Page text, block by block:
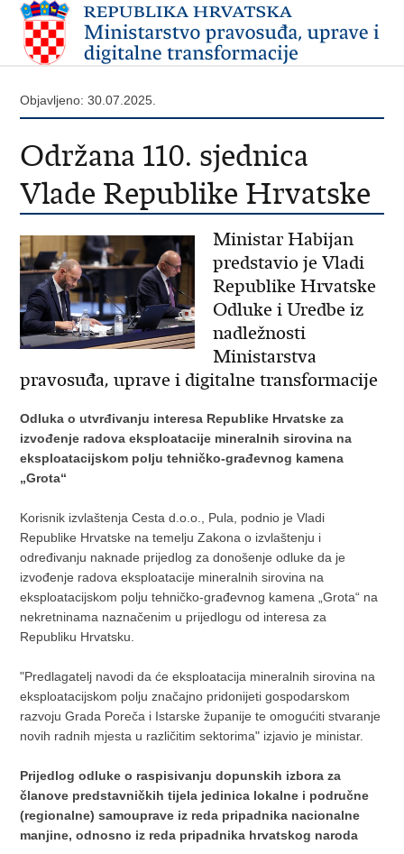
Objavljeno: 30.07.2025.
Održana 110. sjednica
Vlade Republike Hrvatske
Ministar Habijan
predstavio je Vladi
Republike Hrvatske
Odluke i Uredbe iz
nadležnosti
Ministarstva
pravosuđa, uprave i digitalne transformacije
Odluka o utvrđivanju interesa Republike Hrvatske za
izvođenje radova eksploatacije mineralnih sirovina na
eksploatacijskom polju tehničko-građevnog kamena
„Grota“
Korisnik izvlaštenja Cesta d.o.o., Pula, podnio je Vladi
Republike Hrvatske na temelju Zakona o izvlaštenju i
određivanju naknade prijedlog za donošenje odluke da je
izvođenje radova eksploatacije mineralnih sirovina na
eksploatacijskom polju tehničko-građevnog kamena „Grota“ na
nekretninama naznačenim u prijedlogu od interesa za
Republiku Hrvatsku.​
"Predlagatelj navodi da će eksploatacija mineralnih sirovina na
eksploatacijskom polju značajno pridonijeti gospodarskom
razvoju Grada Poreča i Istarske županije te omogućiti stvaranje
novih radnih mjesta u različitim sektorima" izjavio je ministar.
Prijedlog odluke o raspisivanju dopunskih izbora za
članove predstavničkih tijela jedinica lokalne i područne
(regionalne) samouprave iz reda pripadnika nacionalne
manjine, odnosno iz reda pripadnika hrvatskog naroda